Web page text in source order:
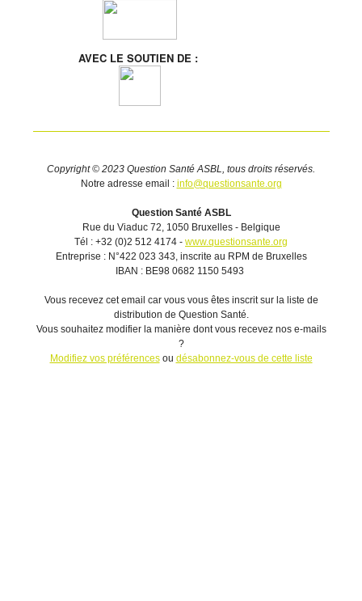
AVEC LE SOUTIEN DE :
Copyright © 2023 Question Santé ASBL, tous droits réservés.
Notre adresse email : info@questionsante.org
Question Santé ASBL
Rue du Viaduc 72, 1050 Bruxelles - Belgique
Tél : +32 (0)2 512 4174 - www.questionsante.org
Entreprise : N°422 023 343, inscrite au RPM de Bruxelles
IBAN : BE98 0682 1150 5493
Vous recevez cet email car vous vous êtes inscrit sur la liste de
distribution de Question Santé.
Vous souhaitez modifier la manière dont vous recevez nos e-mails
?
Modifiez vos préférencesou désabonnez-vous de cette liste